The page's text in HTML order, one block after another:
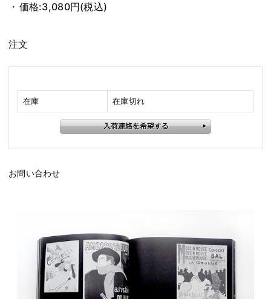
価格:3,080円(税込)
注文
在庫 在庫切れ
お問い合わせ